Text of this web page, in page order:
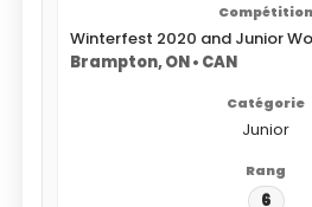
Winterfest 2020 and Junior
Brampton, ON • CAN
Junior
6